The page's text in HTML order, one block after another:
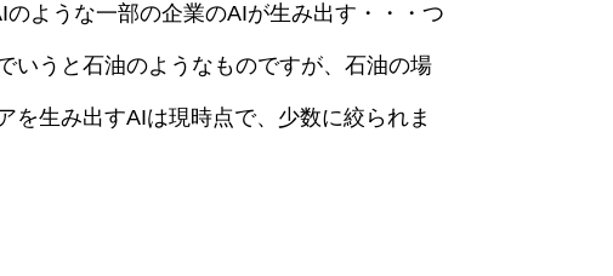
ような一部の企業のAIが生み出す・・・つ
いうと石油のようなものですが、石油の場
生み出すAIは現時点で、少数に絞られま